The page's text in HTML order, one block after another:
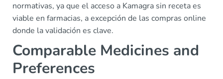
normativas, ya que el acceso a Kamagra sin receta es
viable en farmacias, a excepción de las compras online
donde la validación es clave.
Comparable Medicines and
Preferences